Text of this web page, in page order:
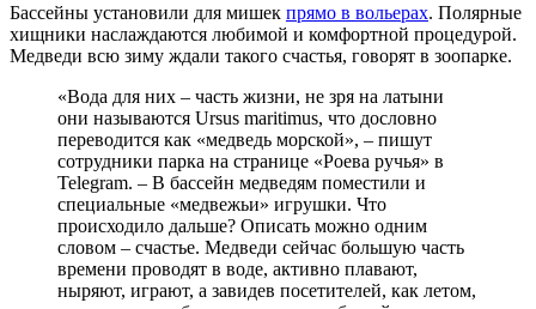
Бассейны установили для мишек прямо в вольерах. Полярные
хищники наслаждаются любимой и комфортной процедурой.
Медведи всю зиму ждали такого счастья, говорят в зоопарке.
«Вода для них – часть жизни, не зря на латыни
они называются Ursus maritimus, что дословно
переводится как «медведь морской», – пишут
сотрудники парка на странице «Роева ручья» в
Telegram. – В бассейн медведям поместили и
специальные «медвежьи» игрушки. Что
происходило дальше? Описать можно одним
словом – счастье. Медведи сейчас большую часть
времени проводят в воде, активно плавают,
ныряют, играют, а завидев посетителей, как летом,